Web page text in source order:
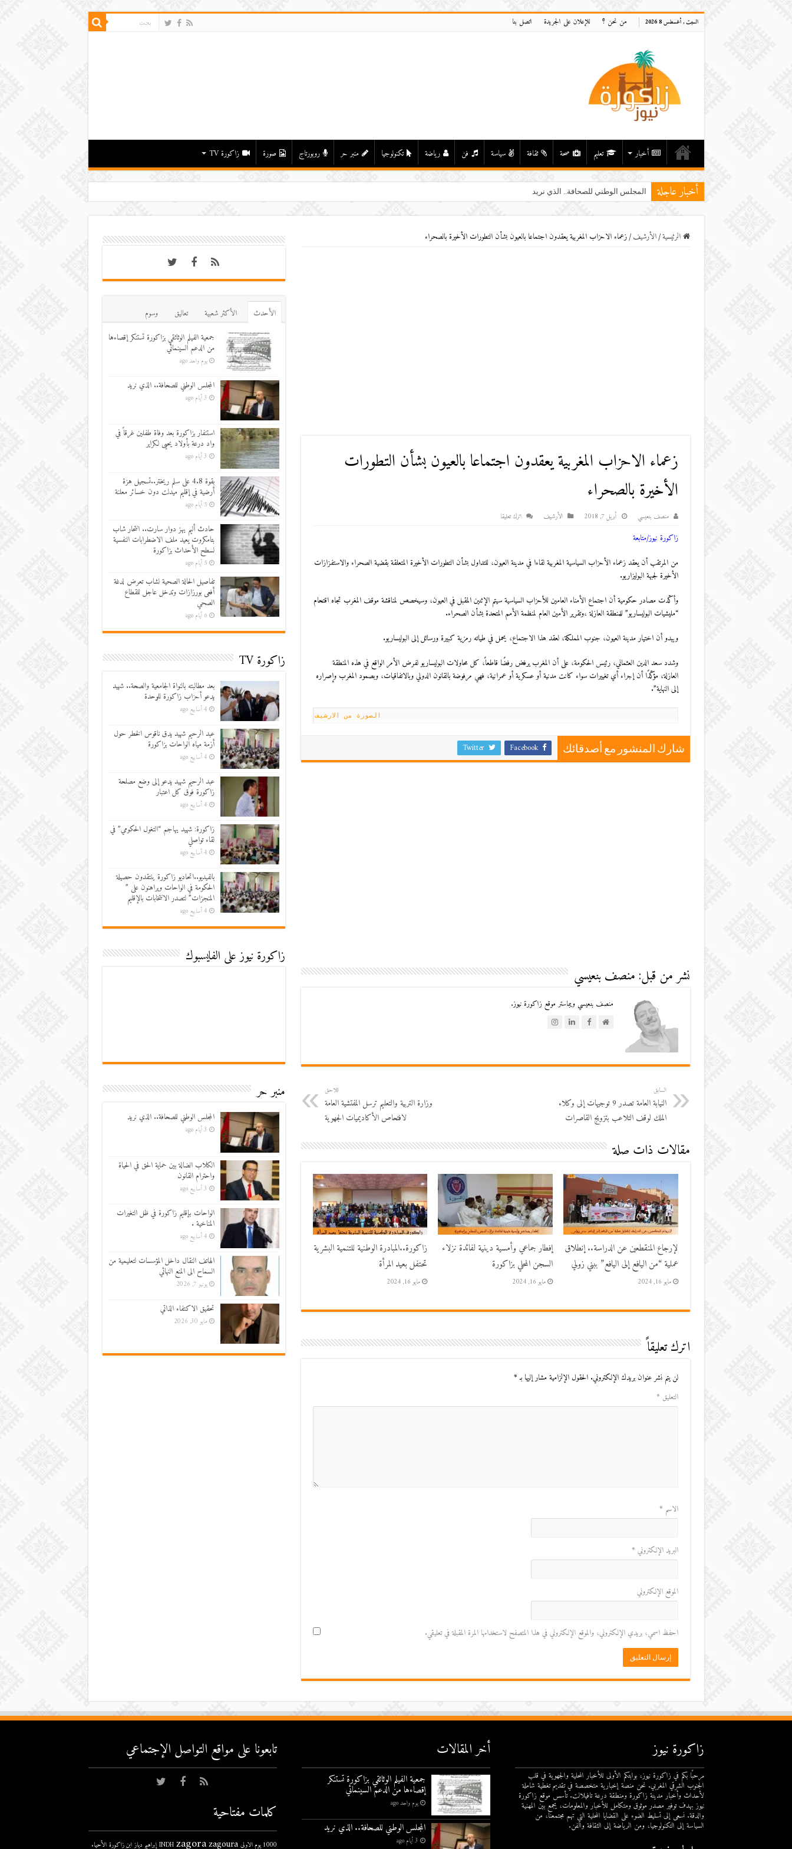
السبت , أغسطس 8 2026 من نحن ؟ للإعلان على الجريدة اتصل بنا
أخبار تعليم صحة ثقافة سياسة فن رياضة تكنولوجيا منبر حر روبورتاج صورة زاكورة TV
أخبار عاجلة المجلس الوطني للصحافة.. الذي نريد
الرئيسية/اﻷرشيف/زعماء الاحزاب المغربية يعقدون اجتماعا بالعيون بشأن التطورات الأخيرة بالصحراء
زعماء الاحزاب المغربية يعقدون اجتماعا بالعيون بشأن التطورات
الأخيرة بالصحراء
منصف بنعيسي أبريل 7, 2018 اﻷرشيف اترك تعليقا
زاكورة نيوز/متابعة
من المرتقب أن يعقد زعماء الأحزاب السياسية المغربية لقاءا في مدينة العيون، للتداول بشأن التطورات الأخيرة المتعلقة بقضية الصحراء والاستفزازات
الأخيرة لجبهة البوليزاريو.
وأكّدت مصادر حكومية أن اجتماع الأمناء العامين للأحزاب السياسية سيتم الإثنين المقبل في العيون، وسيخصص لمناقشة موقف المغرب تجاه اقتحام
“مليشيات البوليساريو” للمنطقة العازلة ،وتقرير الأمين العام لمنظمة الأمم المتحدة بشأن الصحراء.
ويبدو أن اختيار مدينة العيون، جنوب المملكة، لعقد هذا الاجتماع، يحمل في طياته رمزية كبيرة ورسائل إلى البوليساريو.
وشدد سعد الدين العثماني، رئيس الحكومة، على أن المغرب يرفض رفضًا قاطعاً، كل محاولات البوليساريو لفرض الأمر الواقع في هذه المنطقة
العازلة، مؤكّدًا أن إجراء أي تغييرات سواء كانت مدنية أو عسكرية أو عمرانية، فهي مرفوضة بالقانون الدولي وبالاتفاقيات، وبصمود المغرب وإصراره
إلى النهاية”.
الصورة من الارشيف
شارك المنشور مع أصدقائك Facebook
Twitter
نشر من قبل: منصف بنعيسي
منصف بنعيسي ويبماستر موقع زاكورة نيوز.
السابق
النيابة العامة تصدر 9 توجيهات إلى وكلاء
الملك لوقف التلاعب بتزويج القاصرات
اللاحق
وزارة التربية والتعليم ترسل المفتشية العامة
لافتحاص الأكاديميات الجهوية
مقالات ذات صلة
لإرجاع المنقطعين عن الدراسة.. إنطلاق
عملية “من اليافع إلى اليافع” ببني زولي
مايو 16, 2024
إفطار جماعي وأمسية دينية لفائدة نزلاء
السجن المحلي بزاكورة
مايو 16, 2024
زاكورة..المبادرة الوطنية للتنمية البشرية
تحتفل بعيد المرأة
مايو 16, 2024
اترك تعليقاً
لن يتم نشر عنوان بريدك الإلكتروني. الحقول الإلزامية مشار إليها بـ*
التعليق *
الاسم *
البريد الإلكتروني *
الموقع الإلكتروني
احفظ اسمي، بريدي الإلكتروني، والموقع الإلكتروني في هذا المتصفح لاستخدامها المرة المقبلة في تعليقي.
اﻷحدث اﻷكثر شعبية تعاليق
وسوم
جمعية الفيلم الوثائقي بزاكورة تستنكر إقصاءها
من الدعم السينمائي
يوم واحد ago
المجلس الوطني للصحافة.. الذي نريد
3 أيام ago
استنفار بزاكورة بعد وفاة طفلين غرقاً في
واد درعة بأولاد يحيى لكراير
3 أيام ago
بقوة 4.8 على سلم ريختر..تسجيل هزة
أرضية في إقليم ميدلت دون خسائر معلنة
5 أيام ago
حادث أليم يهز دوار سارت.. انتحار شاب
بتامكروت يعيد ملف الاضطرابات النفسية
لسطح الأحداث بزاكورة
5 أيام ago
تفاصيل الحالة الصحية لشاب تعرض لدغة
أفعى بورزازات وتدخل عاجل للقطاع
الصحي
6 أيام ago
زاكورة TV
بعد مطالبته بالنواة الجامعية والصحة.. شهيد
يدعو أحزاب زاكورة للوحدة
4 أسابيع ago
عبد الرحيم شهيد يدق ناقوس الخطر حول
أزمة مياه الواحات بزاكورة
4 أسابيع ago
عبد الرحيم شهيد يدعو إلى وضع مصلحة
زاكورة فوق كل اعتبار
4 أسابيع ago
زاكورة: شهيد يهاجم “التغول الحكومي” في
لقاء تواصلي
4 أسابيع ago
بالفيديو..اتحاديو زاكورة ينتقدون حصيلة
الحكومة في الواحات ويراهنون على ”
المنجزات” لتصدر الانتخابات بالإقليم
4 أسابيع ago
زاكورة نيوز على الفايسبوك
منبر حر
المجلس الوطني للصحافة.. الذي نريد
3 أيام ago
الكلاب الضالة بين حماية الحق في الحياة
واحترام القانون
3 أسابيع ago
الواحات بإقليم زاكورة في ظل التغيرات
المناخية .
4 أسابيع ago
الهاتف النقال داخل المؤسسات لتعليمية من
السماح الى المنع النهائي
يونيو 7, 2026
تحقيق الاكتفاء الذاتي
مايو 30, 2026
زاكورة نيوز
مرحبًا بكم في زاكورة نيوز، بوابتكم الأولى للأخبار المحلية والجهوية في قلب
الجنوب الشرقي المغربي. نحن منصة إخبارية متخصصة في تقديم تغطية شاملة
لأحداث وأخبار مدينة زاكورة ومنطقة درعة تافيلالت. تأسس موقع زاكورة
نيوز بهدف توفير مصدر موثوق ومتكامل للأخبار والمعلومات، يجمع بين المهنية
والدقة. نسعى إلى تسليط الضوء على القضايا المحلية التي تهم مجتمعنا، من
السياسة إلى التكنولوجيا، ومن الرياضة إلى الثقافة والفن.
أخر المقالات
جمعية الفيلم الوثائقي بزاكورة تستنكر
إقصاءها من الدعم السينمائي
يوم واحد ago
المجلس الوطني للصحافة.. الذي نريد
3 أيام ago
تابعونا على مواقع التواصل اﻹجتماعي
كلمات مفتاحية
1000 يوم الاولى INDH zagorazagoura إبراهيم دياز ابن زاكورة الأحياء